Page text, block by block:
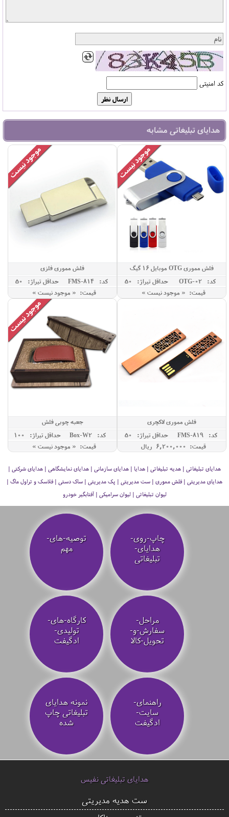
کد امنیتی
هدایای تبلیغاتی مشابه
فلش مموری OTG موبایل 16 گیگ
کد: OTG-02
حداقل تيراژ: 50
قیمت: « موجود نیست »
فلش مموری فلزی
کد: FMS-814
حداقل تيراژ: 50
قیمت: « موجود نیست »
فلش مموری لاکچری
کد: FMS-819
حداقل تيراژ: 50
قیمت: 6,200,000 ريال
جعبه چوبی فلش
کد: Box-W2
حداقل تيراژ: 100
قیمت: « موجود نیست »
هدایای تبلیغاتی | هدیه تبلیغاتی | هدایا | هدایای سازمانی | هدایای نمایشگاهی | هدایای شرکتی |
هدایای مدیریتی | فلش مموری | ست مدیریتی | پک مدیریتی | ساک دستی | فلاسک و تراول ماگ |
لیوان تبلیغاتی | لیوان سرامیکی | آفتابگیر خودرو
چاپ-روی-
هدایای-
تبلیغاتی
توصیه‌-های-
مهم
مراحل-
سفارش-و-
تحویل-کالا
کارگاه-های-
تولیدی-
ادگیفت
راهنمای-
سایت-
ادگیفت
نمونه هدایای
تبلیغاتی چاپ
شده
هدایای تبلیغاتی نفیس
ست هدیه مدیریتی